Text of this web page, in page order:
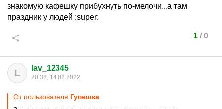
знакомую кафешку прибухнуть по-мелочи...а там
праздник у людей :super:
1/ 0
L lav_12345
20:38, 14.02.2022
От пользователя Гупешка